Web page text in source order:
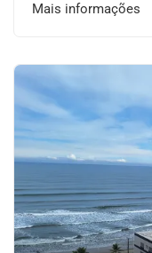
Mais informações